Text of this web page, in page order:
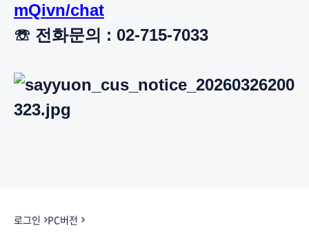
mQivn/chat
☏ 전화문의 : 02-715-7033
로그인 PC버전